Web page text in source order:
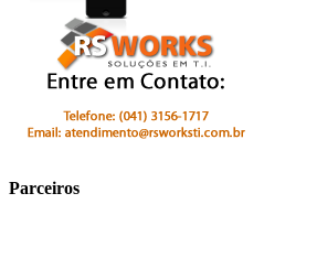
Parceiros